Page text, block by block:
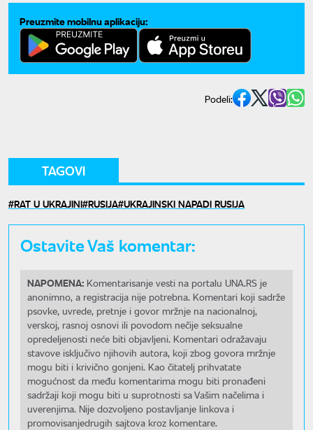
Preuzmite mobilnu aplikaciju:
Podeli:
TAGOVI
RAT U UKRAJINI RUSIJA UKRAJINSKI NAPADI RUSIJA
Ostavite Vaš komentar:
NAPOMENA: Komentarisanje vesti na portalu UNA.RS je
anonimno, a registracija nije potrebna. Komentari koji sadrže
psovke, uvrede, pretnje i govor mržnje na nacionalnoj,
verskoj, rasnoj osnovi ili povodom nečije seksualne
opredeljenosti neće biti objavljeni. Komentari odražavaju
stavove isključivo njihovih autora, koji zbog govora mržnje
mogu biti i krivično gonjeni. Kao čitatelj prihvatate
mogućnost da među komentarima mogu biti pronađeni
sadržaji koji mogu biti u suprotnosti sa Vašim načelima i
uverenjima. Nije dozvoljeno postavljanje linkova i
promovisanjedrugih sajtova kroz komentare.